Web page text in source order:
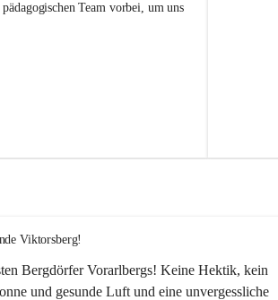
pädagogischen Team vorbei, um uns
Viktorsberg!
Bergdörfer Vorarlbergs! Keine Hektik, kein
und gesunde Luft und eine unvergessliche